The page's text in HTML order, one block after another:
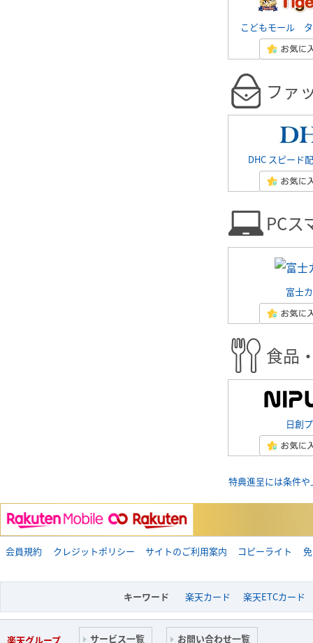
こどもモール
ファ
DHC スピード
PCス
富士
食品
日創
特典進呈には条件
会員規約 クレジットポリシー サイトのご利用案内 コピーライト
キーワード 楽天カード 楽天ETCカード
楽天グループ サービス一覧 お問い合わせ一覧